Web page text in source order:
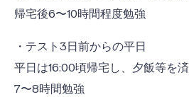
帰宅後6〜10時間程度勉強
・テスト3日前からの平日
平日は16:00頃帰宅し、夕飯等を済
7〜8時間勉強